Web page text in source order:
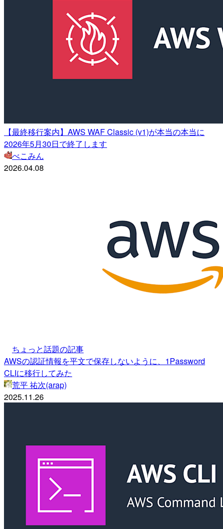
【最終移行案内】AWS WAF Classic (v1)が本当の本当に
2026年5月30日で終了します
べこみん
2026.04.08
ちょっと話題の記事
AWSの認証情報を平文で保存しないように、1Password
CLIに移行してみた
荒平 祐次(arap)
2025.11.26